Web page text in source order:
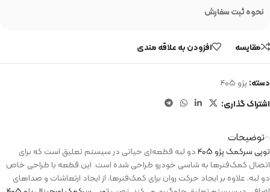
نحوه ثبت سفارش
مقایسه افزودن به علاقه مندی
دسته: پژو ۴۰۵
اشتراک گذاری:
توضیحات
توپی سرکمک پژو ۴۰۵
دو لبه قطعه‌ای حیاتی در سیستم تعلیق است که برای
اتصال کمک‌فنرها به شاسی خودرو طراحی شده است. این قطعه با طراحی خاص
دو لبه، علاوه بر ایجاد حرکت روان برای کمک‌فنرها، از ایجاد ارتعاشات و صداهای